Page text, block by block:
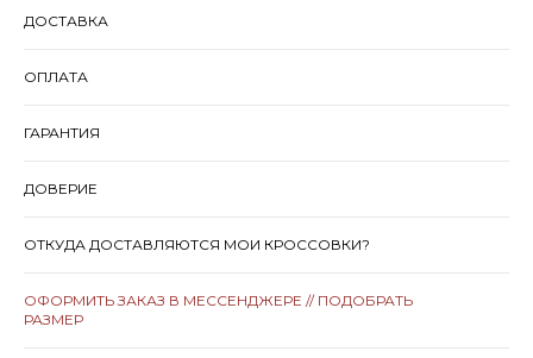
ДОСТАВКА
ОПЛАТА
ГАРАНТИЯ
ДОВЕРИЕ
ОТКУДА ДОСТАВЛЯЮТСЯ МОИ КРОССОВКИ?
ОФОРМИТЬ ЗАКАЗ В МЕССЕНДЖЕРЕ // ПОДОБРАТЬ
РАЗМЕР